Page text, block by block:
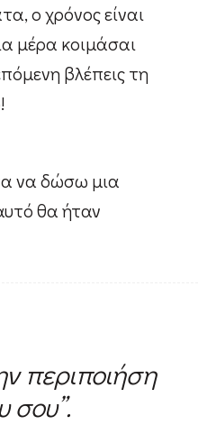
ο χρόνος είναι
μέρα κοιμάσαι
βλέπεις τη
να δώσω μια
θα ήταν
περιποιήση
σου”.